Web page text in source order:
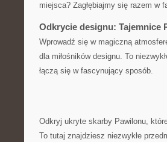
miejsca? Zagłębiajmy się⁣ razem ‌w
Odkrycie designu: Tajemnice
Wprowadź ‌się ⁢w magiczną​
dla miłośników designu.⁣ To
łączą się w fascynujący‍ sposób.
Odkryj ukryte skarby‍ Pawilonu,
To ⁢tutaj znajdziesz niezwykłe